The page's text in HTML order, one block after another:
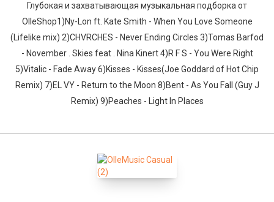
Глубокая и захватывающая музыкальная подборка от
OlleShop1)Ny-Lon ft. Kate Smith - When You Love Someone
(Lifelike mix) 2)CHVRCHES - Never Ending Circles 3)Tomas Barfod
- November . Skies feat . Nina Kinert 4)R F S - You Were Right
5)Vitalic - Fade Away 6)Kisses - Kisses(Joe Goddard of Hot Chip
Remix) 7)EL VY - Return to the Moon 8)Bent - As You Fall (Guy J
Remix) 9)Peaches - Light In Places